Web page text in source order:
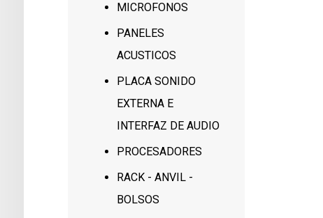
MICROFONOS
PANELES
ACUSTICOS
PLACA SONIDO
EXTERNA E
INTERFAZ DE AUDIO
PROCESADORES
RACK - ANVIL -
BOLSOS